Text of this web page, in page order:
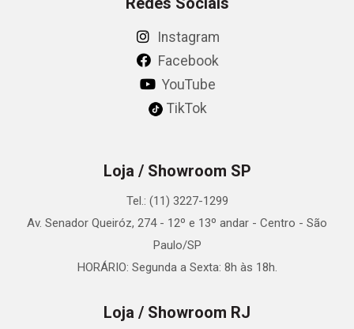
Instagram
Facebook
YouTube
TikTok
Loja / Showroom SP
Tel.: (11) 3227-1299
Av. Senador Queiróz, 274 - 12º e 13º andar - Centro - São
Paulo/SP
HORÁRIO: Segunda a Sexta: 8h às 18h.
Loja / Showroom RJ